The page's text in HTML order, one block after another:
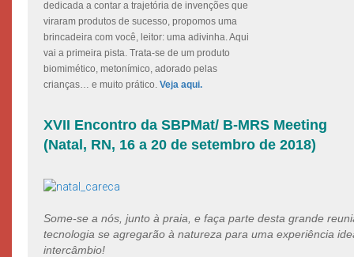
dedicada a contar a trajetória de invenções que
viraram produtos de sucesso, propomos uma
brincadeira com você, leitor: uma adivinha. Aqui
vai a primeira pista. Trata-se de um produto
biomimético, metonímico, adorado pelas
crianças… e muito prático. Veja aqui.
XVII Encontro da SBPMat/ B-MRS Meeting
(Natal, RN, 16 a 20 de setembro de 2018)
Some-se a nós, junto à praia, e faça parte desta grande
tecnologia se agregarão à natureza para uma experiência
intercâmbio!